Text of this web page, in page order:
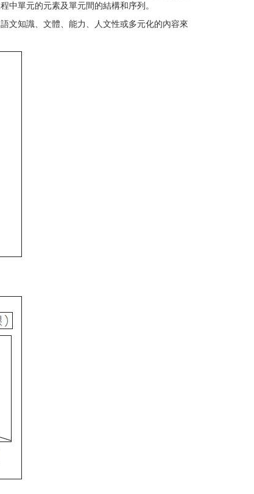
中單元的元素及單元間的結構和序列。
文知識、文體、能力、人文性或多元化的內容來